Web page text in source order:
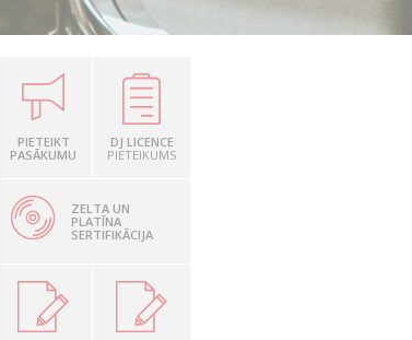
PIETEIKT
PASĀKUMU
DJ LICENCE
PIETEIKUMS
ZELTA UN
PLATĪNA
SERTIFIKĀCIJA